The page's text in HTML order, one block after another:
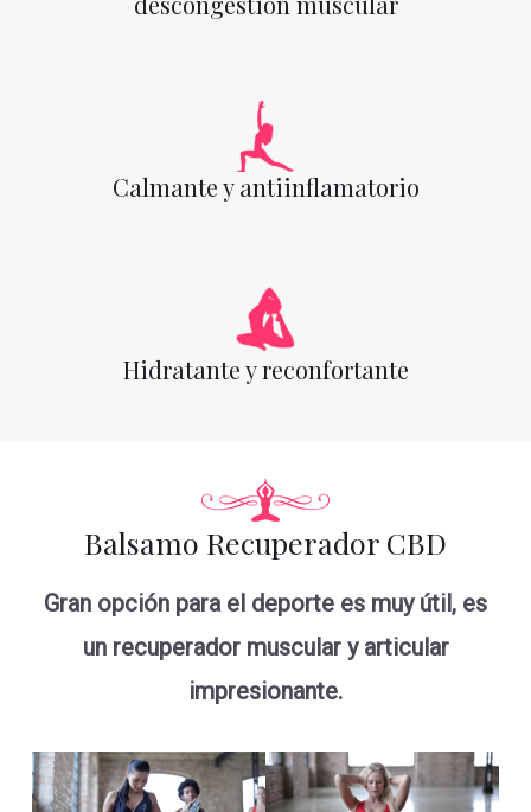
Calmante y antiinflamatorio
Hidratante y reconfortante
Balsamo Recuperador CBD
Gran opción para el deporte es muy útil, es
un recuperador muscular y articular
impresionante.